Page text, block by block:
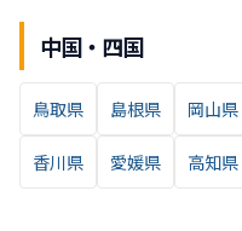
中国・四国
鳥取県 島根県 岡山県
香川県 愛媛県 高知県